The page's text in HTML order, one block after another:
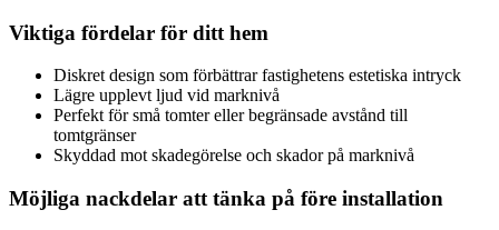
Viktiga fördelar för ditt hem
Diskret design som förbättrar fastighetens estetiska intryck
Lägre upplevt ljud vid marknivå
Perfekt för små tomter eller begränsade avstånd till
tomtgränser
Skyddad mot skadegörelse och skador på marknivå
Möjliga nackdelar att tänka på före installation